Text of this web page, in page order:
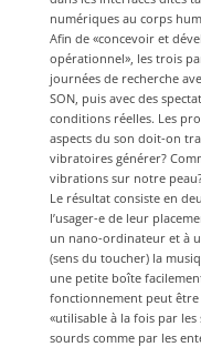
numériques au corps
Afin de «concevoir et
opérationnel», les trois
journées de recherche
SON, puis avec des
conditions réelles. Les
aspects du son doit-on
vibratoires générer?
vibrations sur notre
Le résultat consiste en
l’usager-e de leur
un nano-ordinateur et à
(sens du toucher) la
une petite boîte
fonctionnement peut
«utilisable à la fois par
sourds comme par les